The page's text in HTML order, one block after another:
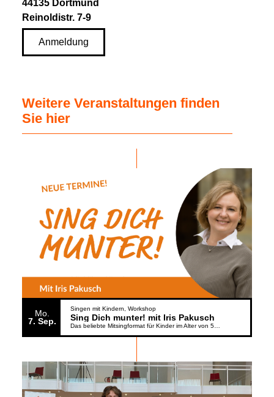
44135 Dortmund
Reinoldistr. 7-9
Anmeldung
Weitere Veranstaltungen finden
Sie hier
Mo.
7 Sep.
Singen mit Kindern Workshop
Sing Dich munter! mit Iris Pakusch
Das beliebte Mitsingformat für Kinder im Alter von 5 bis 6 Jahren geht weiter